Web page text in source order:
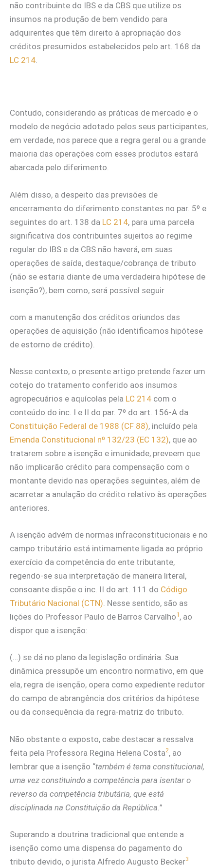
não contribuinte do IBS e da CBS que utilize os
insumos na produção de bem vendido para
adquirentes que têm direito à apropriação dos
créditos presumidos estabelecidos pelo art. 168 da
LC 214.
Contudo, considerando as práticas de mercado e o
modelo de negócio adotado pelos seus participantes,
em verdade, nos parece que a regra geral ou a grande
maioria das operações com esses produtos estará
abarcada pelo diferimento.
Além disso, a despeito das previsões de
encerramento do diferimento constantes no par. 5º e
seguintes do art. 138 da LC 214, para uma parcela
significativa dos contribuintes sujeitos ao regime
regular do IBS e da CBS não haverá, em suas
operações de saída, destaque/cobrança de tributo
(não se estaria diante de uma verdadeira hipótese de
isenção?), bem como, será possível seguir
com a manutenção dos créditos oriundos das
operações de aquisição (não identificamos hipótese
de estorno de crédito).
Nesse contexto, o presente artigo pretende fazer um
cotejo do tratamento conferido aos insumos
agropecuários e aquícolas pela LC 214 com o
conteúdo do inc. I e II do par. 7º do art. 156-A da
Constituição Federal de 1988 (CF 88), incluído pela
Emenda Constitucional nº 132/23 (EC 132), que ao
tratarem sobre a isenção e imunidade, preveem que
não implicarão crédito para compensação com o
montante devido nas operações seguintes, além de
acarretar a anulação do crédito relativo às operações
anteriores.
A isenção advém de normas infraconstitucionais e no
campo tributário está intimamente ligada ao próprio
exercício da competência do ente tributante,
regendo-se sua interpretação de maneira literal,
consoante dispõe o inc. II do art. 111 do Código
Tributário Nacional (CTN). Nesse sentido, são as
lições do Professor Paulo de Barros Carvalho1 , ao
dispor que a isenção:
(…) se dá no plano da legislação ordinária. Sua
dinâmica pressupõe um encontro normativo, em que
ela, regra de isenção, opera como expediente redutor
do campo de abrangência dos critérios da hipótese
ou da consequência da regra-matriz do tributo.
Não obstante o exposto, cabe destacar a ressalva
feita pela Professora Regina Helena Costa2, ao
lembrar que a isenção “também é tema constitucional,
uma vez constituindo a competência para isentar o
reverso da competência tributária, que está
disciplinada na Constituição da República. ”
Superando a doutrina tradicional que entende a
isenção como uma dispensa do pagamento do
tributo devido, o jurista Alfredo Augusto Becker3